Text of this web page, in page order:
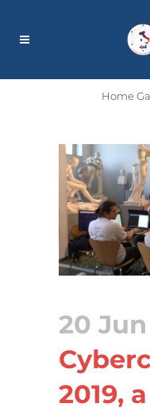
Home
a Chiavari 18
20 Jun
2019,